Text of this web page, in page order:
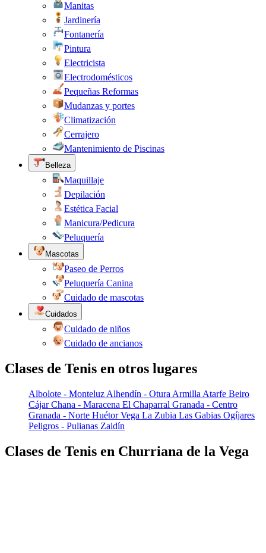
Manitas
Jardinería
Fontanería
Pintura
Electricista
Electrodomésticos
Pequeñas Reformas
Mudanzas y portes
Climatización
Cerrajero
Mantenimiento de Piscinas
Belleza
Maquillaje
Depilación
Estética Facial
Manicura/Pedicura
Peluquería
Mascotas
Paseo de Perros
Peluquería Canina
Cuidado de mascotas
Cuidados
Cuidado de niños
Cuidado de ancianos
Clases de Tenis en otros lugares
Albolote - Monteluz Alhendín - Otura Armilla Atarfe Beiro
Cájar Chana - Maracena El Chaparral Granada - Centro
Granada - Norte Huétor Vega La Zubia Las Gabias Ogíjares
Peligros - Pulianas Zaidín
Clases de Tenis en Churriana de la Vega